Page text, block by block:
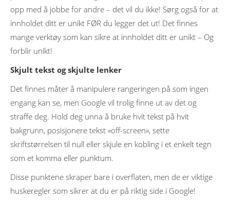
opp med å jobbe for andre – det vil du ikke! Sørg også for at
innholdet ditt er unikt FØR du legger det ut! Det finnes
mange verktøy som kan sikre at innholdet ditt er unikt – Og
forblir unikt!
Skjult tekst og skjulte lenker
Det finnes måter å manipulere rangeringen på som ingen
engang kan se, men Google vil trolig finne ut av det og
straffe deg. Hold deg unna å bruke hvit tekst på hvit
bakgrunn, posisjonere tekst «off-screen», sette
skriftstørrelsen til null eller skjule en kobling i et enkelt tegn
som et komma eller punktum.
Disse punktene skraper bare i overflaten, men de er viktige
huskeregler som sikrer at du er på riktig side i Google!